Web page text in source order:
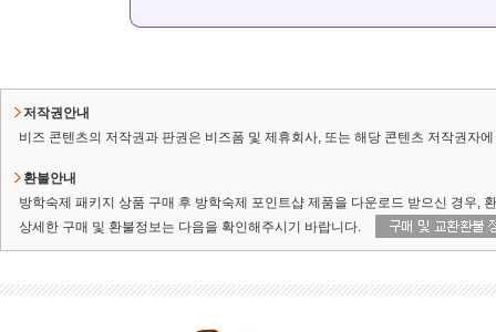
저작권안내
비즈 콘텐츠의 저작권과 판권은 비즈폼 및 제휴회사, 또는 해당 콘텐츠 저작권자
환불안내
방학숙제 패키지 상품 구매 후 방학숙제 포인트샵 제품을 다운로드 받으신 경우,
상세한 구매 및 환불정보는 다음을 확인해주시기 바랍니다.